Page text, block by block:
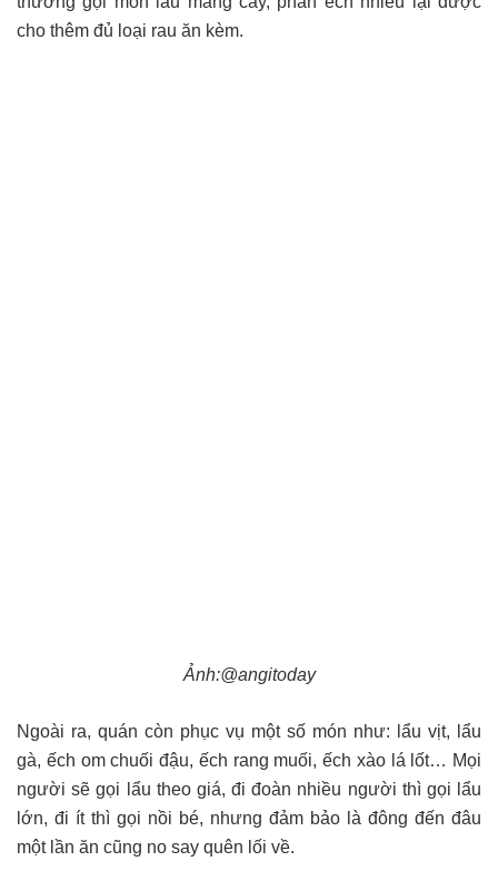
cho thêm đủ loại rau ăn kèm.
Ảnh:@angitoday
Ngoài ra, quán còn phục vụ một số món như: lẩu vịt, lẩu
gà, ếch om chuối đậu, ếch rang muối, ếch xào lá lốt… Mọi
người sẽ gọi lẩu theo giá, đi đoàn nhiều người thì gọi lẩu
lớn, đi ít thì gọi nồi bé, nhưng đảm bảo là đông đến đâu
một lần ăn cũng no say quên lối về.